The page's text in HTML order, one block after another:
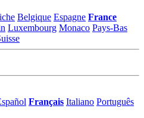
Belgique Espagne France
Luxembourg Monaco Pays-Bas
Français Italiano Português